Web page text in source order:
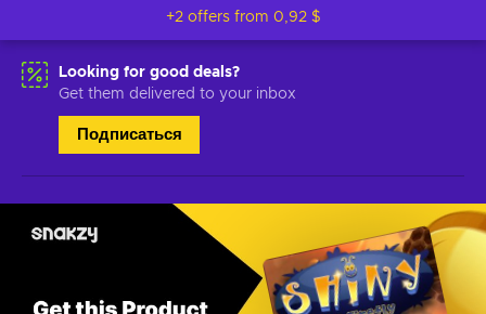
+2 offers from 0,92 $
Looking for good deals?
Get them delivered to your inbox
Подписаться